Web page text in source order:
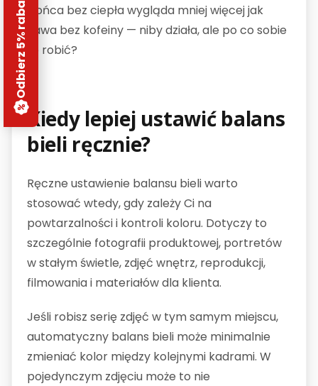
słońca bez ciepła wygląda mniej więcej jak
kawa bez kofeiny — niby działa, ale po co sobie
to robić?
Kiedy lepiej ustawić balans
bieli ręcznie?
Ręczne ustawienie balansu bieli warto
stosować wtedy, gdy zależy Ci na
powtarzalności i kontroli koloru. Dotyczy to
szczególnie fotografii produktowej, portretów
w stałym świetle, zdjęć wnętrz, reprodukcji,
filmowania i materiałów dla klienta.
Jeśli robisz serię zdjęć w tym samym miejscu,
automatyczny balans bieli może minimalnie
zmieniać kolor między kolejnymi kadrami. W
pojedynczym zdjęciu może to nie
Odbierz 5% rabatu